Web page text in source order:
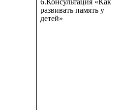
6.Консультация «Как
развивать память у
детей»